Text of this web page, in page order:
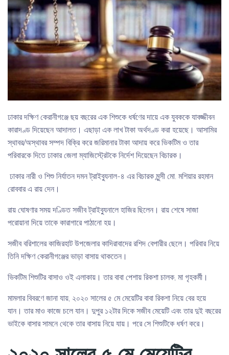
ঢাকার দক্ষিণ কেরানীগঞ্জে ছয় বছরের এক শিশুকে ধর্ষণের দায়ে এক যুবককে যাবজ্জীবন
কারাদণ্ড দিয়েছেন আদালত। এছাড়া এক লাখ টাকা অর্থদণ্ড করা হয়েছে। আসামির
স্থাবর/অস্থাবর সম্পদ বিক্রি করে জরিমানার টাকা আদায় করে ভিকটিম ও তার
পরিবারকে দিতে ঢাকার জেলা ম্যাজিস্ট্রেটকে নির্দেশ দিয়েছেন বিচারক।
ঢাকার নারী ও শিশু নির্যাতন দমন ট্রাইব্যুনাল-৪ এর বিচারক মুন্সী মো. মশিয়ার রহমান
রোববার এ রায় দেন।
রায় ঘোষণার সময় দণ্ডিত সজীব ট্রাইব্যুনালে হাজির ছিলেন। রায় শেষে সাজা
পরোয়ানা দিয়ে তাকে কারাগারে পাঠানো হয়।
সজীব বরিশালের কাজিরহাট উপজেলার কাদিরাবাদের রশিদ বেপারীর ছেলে। পরিবার নিয়ে
তিনি দক্ষিণ কেরানীগঞ্জের ভাড়া বাসায় থাকতেন।
ভিকটিম শিশুটির বাসাও ওই এলাকায়। তার বাবা পেশায় রিকশা চালক, মা গৃহকর্মী।
মামলার বিবরণে জানা যায়, ২০২০ সালের ৫ মে মেয়েটির বাবা রিকশা নিয়ে বের হয়ে
যান। তার মাও কাজে চলে যান। দুপুর ১২টার দিকে সজীব মেয়েটি এবং তার দুই বছরের
ভাইকে বাসার সামনে থেকে তার বাসায় নিয়ে যায়। পরে সে শিশুটিকে ধর্ষণ করে।